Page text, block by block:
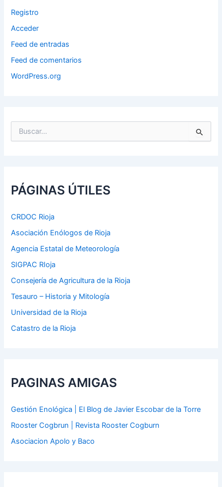
Registro
Acceder
Feed de entradas
Feed de comentarios
WordPress.org
p
o
:
PÁGINAS ÚTILES
CRDOC Rioja
Asociación Enólogos de Rioja
Agencia Estatal de Meteorología
SIGPAC RIoja
Consejería de Agricultura de la Rioja
Tesauro – Historia y Mitología
Universidad de la Rioja
Catastro de la Rioja
PAGINAS AMIGAS
Gestión Enológica | El Blog de Javier Escobar de la Torre
Rooster Cogbrun | Revista Rooster Cogburn
Asociacion Apolo y Baco